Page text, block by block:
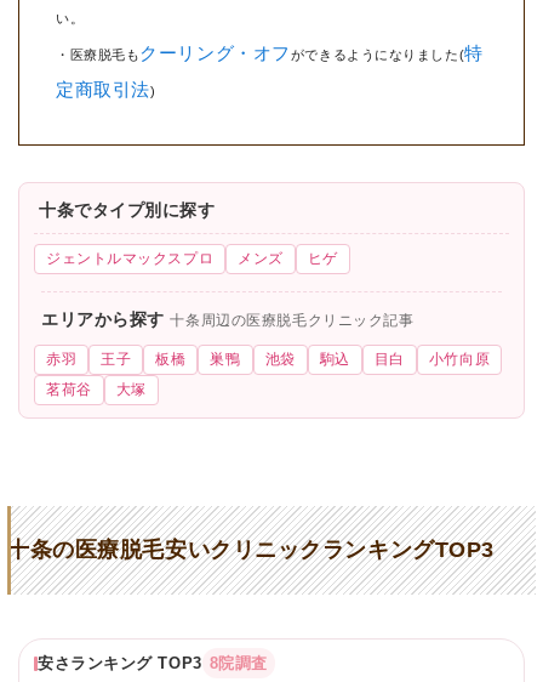
い。
・医療脱毛も クーリング・オフ ができるようになりました(特
定商取引法)
十条でタイプ別に探す
ジェントルマックスプロ メンズ ヒゲ
エリアから探す十条周辺の医療脱毛クリニック記事
赤羽 王子 板橋 巣鴨 池袋 駒込 目白
小竹向原
茗荷谷
大塚
十条の医療脱毛安いクリニックランキングTOP3
安さランキング TOP3 8院調査